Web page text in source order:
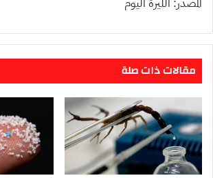
مقالات ذات صلة